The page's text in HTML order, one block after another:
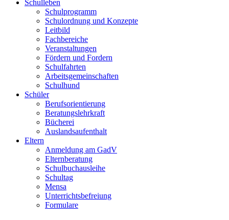
Schulleben
Schulprogramm
Schulordnung und Konzepte
Leitbild
Fachbereiche
Veranstaltungen
Fördern und Fordern
Schulfahrten
Arbeitsgemeinschaften
Schulhund
Schüler
Berufsorientierung
Beratungslehrkraft
Bücherei
Auslandsaufenthalt
Eltern
Anmeldung am GadV
Elternberatung
Schulbuchausleihe
Schultag
Mensa
Unterrichtsbefreiung
Formulare